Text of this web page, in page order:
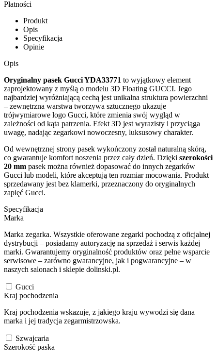
Płatności
Produkt
Opis
Specyfikacja
Opinie
Opis
Oryginalny pasek Gucci YDA33771 to wyjątkowy element
zaprojektowany z myślą o modelu 3D Floating GUCCI. Jego
najbardziej wyróżniającą cechą jest unikalna struktura powierzchni
– zewnętrzna warstwa tworzywa sztucznego ukazuje
trójwymiarowe logo Gucci, które zmienia swój wygląd w
zależności od kąta patrzenia. Efekt 3D jest wyrazisty i przyciąga
uwagę, nadając zegarkowi nowoczesny, luksusowy charakter.
Od wewnętrznej strony pasek wykończony został naturalną skórą,
co gwarantuje komfort noszenia przez cały dzień. Dzięki szerokości
20 mm pasek można również dopasować do innych zegarków
Gucci lub modeli, które akceptują ten rozmiar mocowania. Produkt
sprzedawany jest bez klamerki, przeznaczony do oryginalnych
zapięć Gucci.
Specyfikacja
Marka
Marka zegarka. Wszystkie oferowane zegarki pochodzą z oficjalnej
dystrybucji – posiadamy autoryzację na sprzedaż i serwis każdej
marki. Gwarantujemy oryginalność produktów oraz pełne wsparcie
serwisowe – zarówno gwarancyjne, jak i pogwarancyjne – w
naszych salonach i sklepie dolinski.pl.
Gucci
Kraj pochodzenia
Kraj pochodzenia wskazuje, z jakiego kraju wywodzi się dana
marka i jej tradycja zegarmistrzowska.
Szwajcaria
Szerokość paska